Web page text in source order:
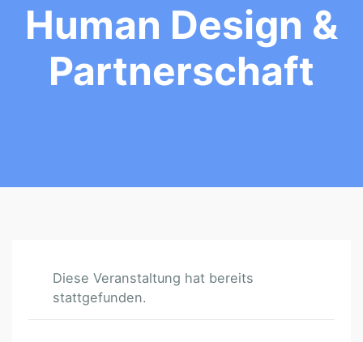
Human Design &
Partnerschaft
Diese Veranstaltung hat bereits
stattgefunden.